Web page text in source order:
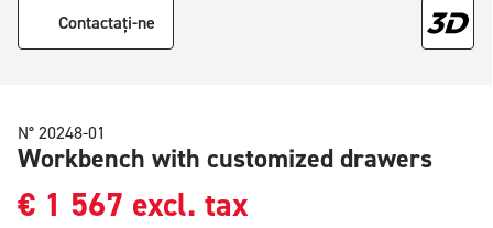
Contactați-ne
N° 20248-01
Workbench with customized drawers
€ 1 567 excl. tax